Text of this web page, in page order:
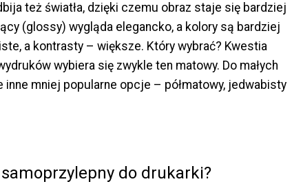
też światła, dzięki czemu obraz staje się bardziej
(glossy) wygląda elegancko, a kolory są bardziej
a kontrasty – większe. Który wybrać? Kwestia
wybiera się zwykle ten matowy. Do małych
mniej popularne opcje – półmatowy, jedwabisty
do drukarki?